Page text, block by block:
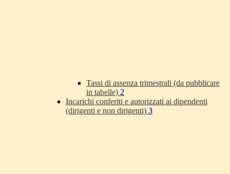
Tassi di assenza trimestrali (da pubblicare
in tabelle) 2
Incarichi conferiti e autorizzati ai dipendenti
(dirigenti e non dirigenti) 3